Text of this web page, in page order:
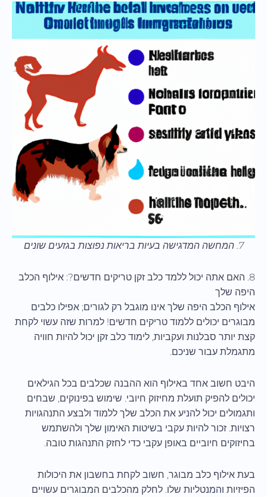
7. המחשה המדגישה בעיות בריאות נפוצות בגזעים שונים
8. האם אתה יכול ללמד כלב זקן טריקים חדשים?: אילוף הכלב
היפה שלך
אילוף הכלב היפה שלך אינו מוגבל רק לגורים; אפילו כלבים
מבוגרים יכולים ללמוד טריקים חדשים! למרות שזה עשוי לקחת
קצת יותר סבלנות ועקביות, לימוד כלב זקן יכול להיות חוויה
מתגמלת עבור שניכם.
היבט חשוב אחד באילוף הוא ההבנה שכלבים בכל הגילאים
יכולים להפיק תועלת מחיזוק חיובי. שימוש בפינוקים, שבחים
ותגמולים יכול להניע את הכלב שלך ללמוד ולבצע התנהגויות
רצויות. זכור להיות עקבי בשיטות האימון שלך ולהשתמש
בחיזוקים חיוביים באופן עקבי כדי לחזק התנהגות טובה.
בעת אילוף כלב מבוגר, חשוב לקחת בחשבון את היכולות
הפיזיות והמנטליות שלו. לחלק מהכלבים המבוגרים עשויים